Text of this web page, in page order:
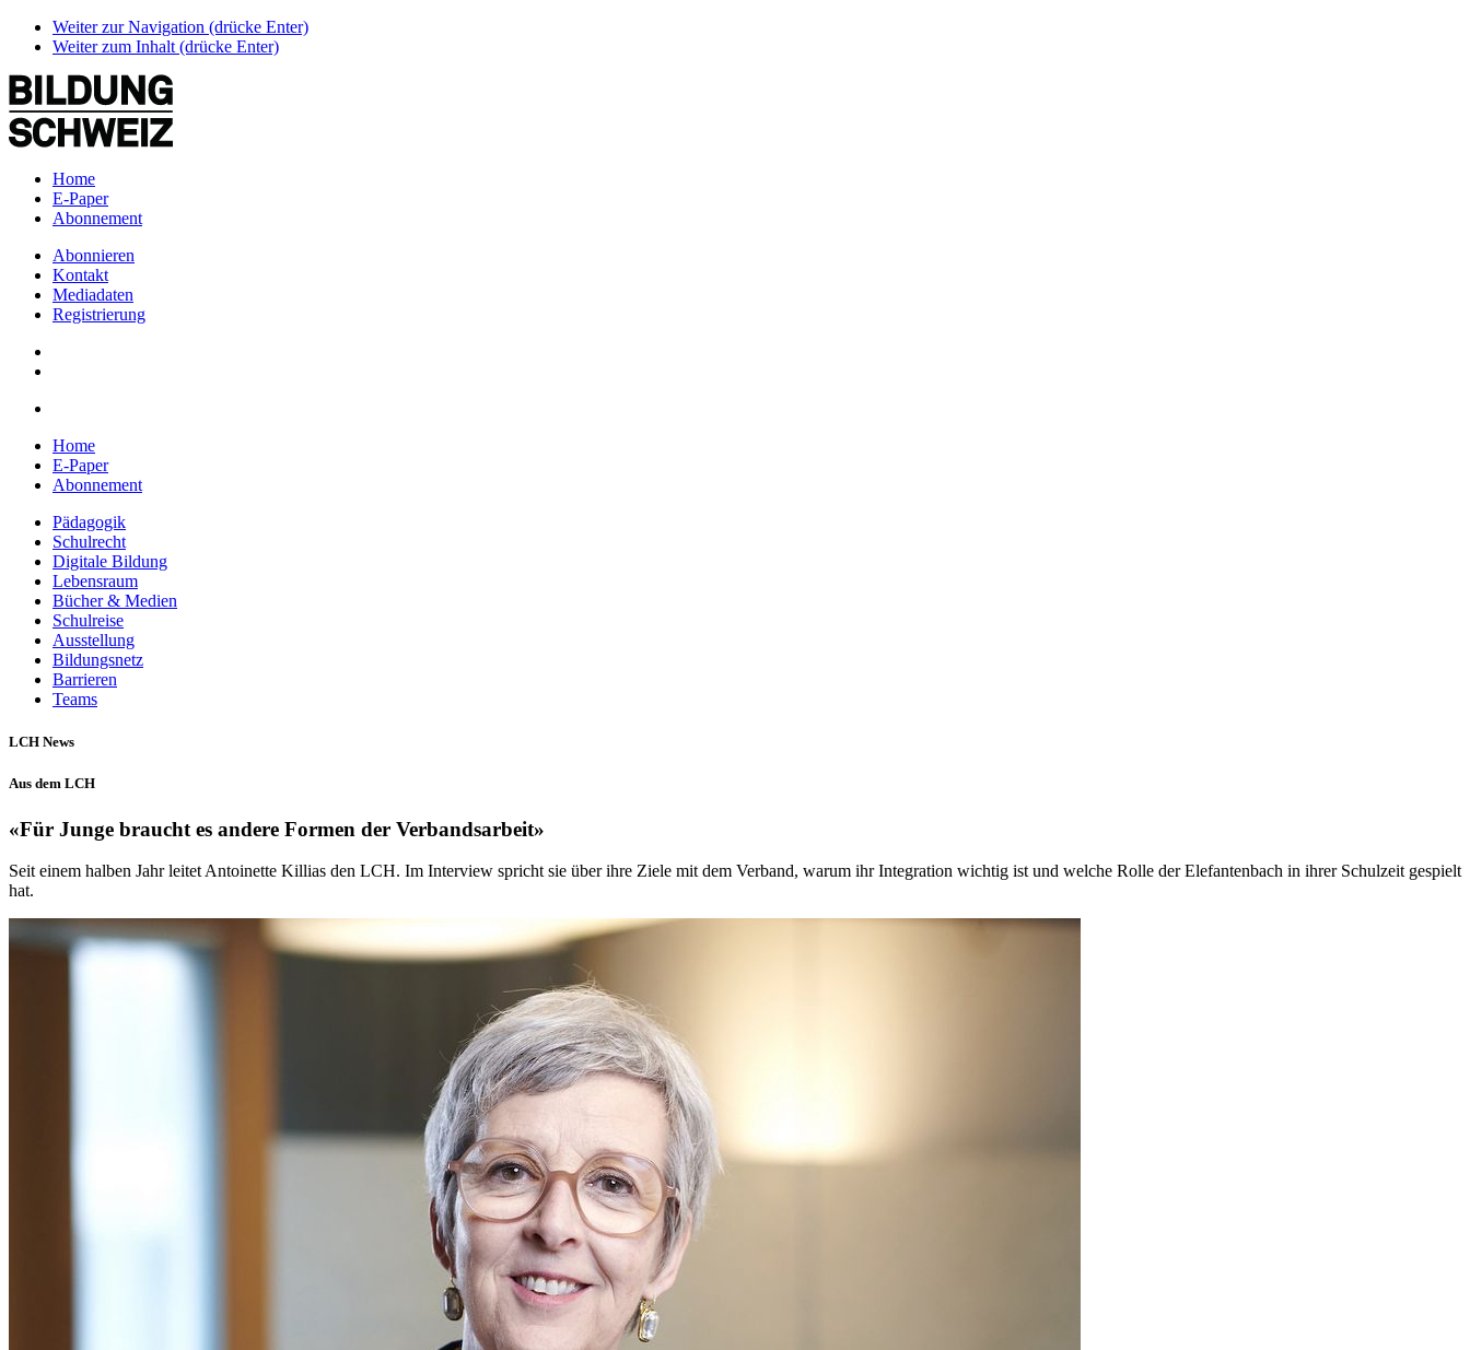
Weiter zur Navigation (drücke Enter)
Weiter zum Inhalt (drücke Enter)
Home
E-Paper
Abonnement
Abonnieren
Kontakt
Mediadaten
Registrierung
Home
E-Paper
Abonnement
Pädagogik
Schulrecht
Digitale Bildung
Lebensraum
Bücher & Medien
Schulreise
Ausstellung
Bildungsnetz
Barrieren
Teams
LCH News
Aus dem LCH
«Für Junge braucht es andere Formen der Verbandsarbeit»
Seit einem halben Jahr leitet Antoinette Killias den LCH. Im Interview spricht sie über ihre Ziele mit dem Verband, warum ihr Integration wichtig ist und welche Rolle der Elefantenbach in ihrer Schulzeit gespielt
hat.